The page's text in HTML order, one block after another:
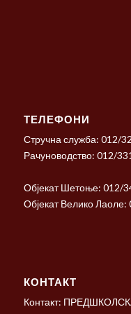
ТЕЛЕФОНИ
Стручна служба: 012/
Рачуноводство: 012/
Објекат Шетоње: 012/
Објекат Велико
КОНТАКТ
Контакт: